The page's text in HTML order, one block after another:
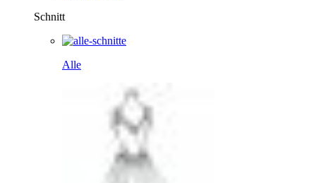
Schnitt
Alle